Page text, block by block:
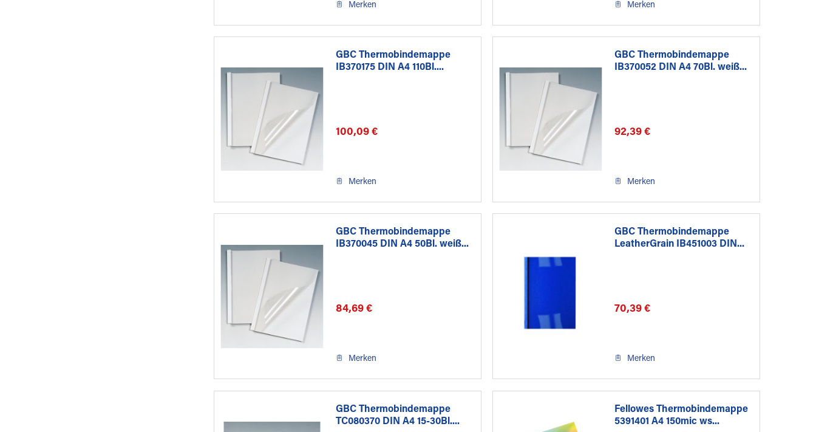
Merken Merken
GBC Thermobindemappe
IB370175 DIN A4 110Bl....
100,09 €
Merken
GBC Thermobindemappe
IB370052 DIN A4 70Bl. weiß...
92,39 €
Merken
GBC Thermobindemappe
IB370045 DIN A4 50Bl. weiß...
84,69 €
Merken
GBC Thermobindemappe
LeatherGrain IB451003 DIN...
70,39 €
Merken
GBC Thermobindemappe
TC080370 DIN A4 15-30Bl....
Fellowes Thermobindemappe
5391401 A4 150mic ws...